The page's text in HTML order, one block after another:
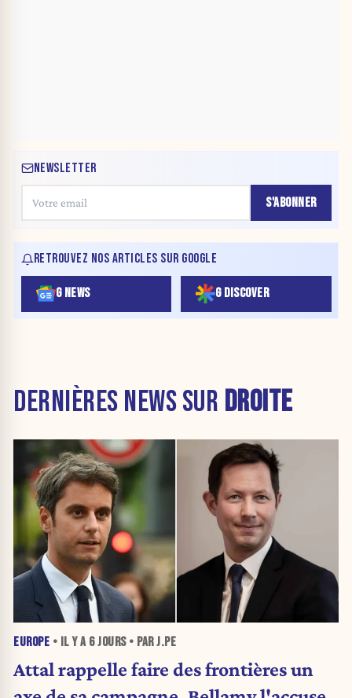
NEWSLETTER
S'ABONNER
RETROUVEZ NOS ARTICLES SUR GOOGLE
G NEWS G DISCOVER
DERNIÈRES NEWS SUR DROITE
EUROPE • IL Y A 6 JOURS• PAR J.PE
Attal rappelle faire des frontières un